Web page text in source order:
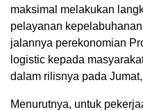
maksimal melakukan
pelayanan
jalannya perekonomian
logistic kepada
dalam rilisnya pada
Menurutnya, untuk